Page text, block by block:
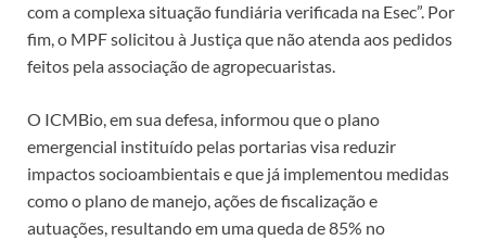
com a complexa situação fundiária verificada na Esec”. Por
fim, o MPF solicitou à Justiça que não atenda aos pedidos
feitos pela associação de agropecuaristas.
O ICMBio, em sua defesa, informou que o plano
emergencial instituído pelas portarias visa reduzir
impactos socioambientais e que já implementou medidas
como o plano de manejo, ações de fiscalização e
autuações, resultando em uma queda de 85% no